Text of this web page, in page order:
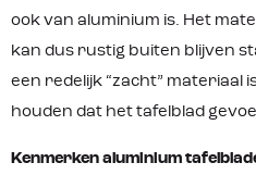
ook van aluminium is. Het
kan dus rustig buiten blijven
een redelijk “zacht” materiaal
houden dat het tafelblad
Kenmerken aluminium